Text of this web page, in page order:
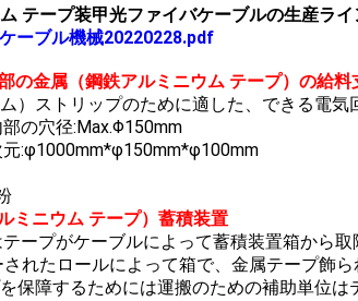
テープ装甲光ファイバケーブルの生産ライ
ーブル機械20220228.pdf
の金属（鋼鉄アルミニウム テープ）の給料
）ストリップのために適した、できる電気
の穴径:Max.Φ150mm
:φ1000mm*φ150mm*φ100mm
ミニウム テープ）蓄積装置
ープがケーブルによって蓄積装置箱から
れたロールによって箱で、金属テープ飾
保障するためには運搬のための補助単位は